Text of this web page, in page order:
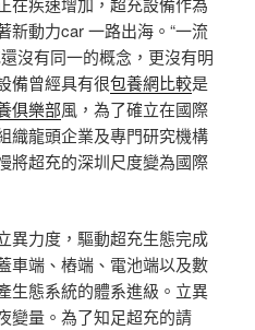
新動力car 一路出海。“一流
沒有同一的概念，更沒有明
備曾經具有很包養網比較是
俱樂部風，為了確立在國際
織龍頭企業及專門研究機構
將超充的深圳尺度變為國際
異力度，驅動超充生態完成
車端、樁端、電池端以及數
生態系統的體系進級。立異
變量。為了知足超充的請